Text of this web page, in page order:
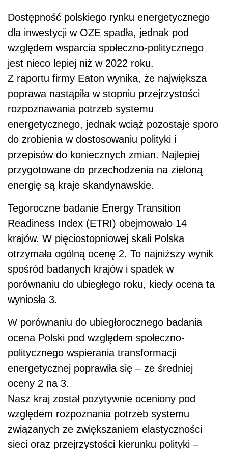
Dostępność polskiego rynku energetycznego
dla inwestycji w OZE spadła, jednak pod
względem wsparcia społeczno-politycznego
jest nieco lepiej niż w 2022 roku.
Z raportu firmy Eaton wynika, że największa
poprawa nastąpiła w stopniu przejrzystości
rozpoznawania potrzeb systemu
energetycznego, jednak wciąż pozostaje sporo
do zrobienia w dostosowaniu polityki i
przepisów do koniecznych zmian. Najlepiej
przygotowane do przechodzenia na zieloną
energię są kraje skandynawskie.
Tegoroczne badanie Energy Transition
Readiness Index (ETRI) obejmowało 14
krajów. W pięciostopniowej skali Polska
otrzymała ogólną ocenę 2. To najniższy wynik
spośród badanych krajów i spadek w
porównaniu do ubiegłego roku, kiedy ocena ta
wyniosła 3.
W porównaniu do ubiegłorocznego badania
ocena Polski pod względem społeczno-
politycznego wspierania transformacji
energetycznej poprawiła się – ze średniej
oceny 2 na 3.
Nasz kraj został pozytywnie oceniony pod
względem rozpoznania potrzeb systemu
związanych ze zwiększaniem elastyczności
sieci oraz przejrzystości kierunku polityki –